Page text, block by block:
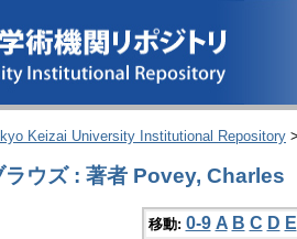
Keizai University Institutional Repository
ラウズ : 著者 Povey, Charles
移動: 0-9 A B C D E